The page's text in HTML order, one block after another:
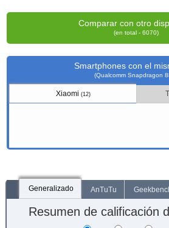
Comparar con otro
(en total - 6070)
Smartphones con el
(Qualcomm Snapdragon
Xiaomi (12)
Generalizado AnTuTu
Resumen de calificación